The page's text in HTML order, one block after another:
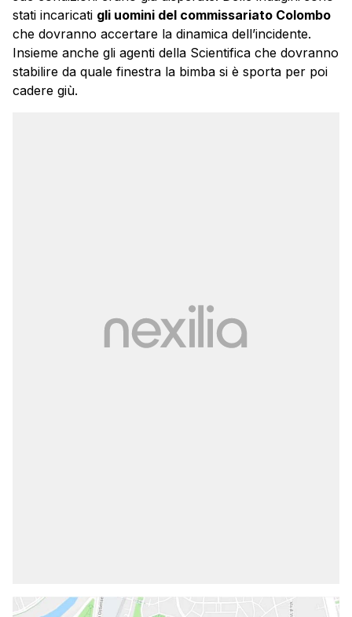
stati incaricati gli uomini del commissariato Colombo
che dovranno accertare la dinamica dell’incidente.
Insieme anche gli agenti della Scientifica che dovranno
stabilire da quale finestra la bimba si è sporta per poi
cadere giù.